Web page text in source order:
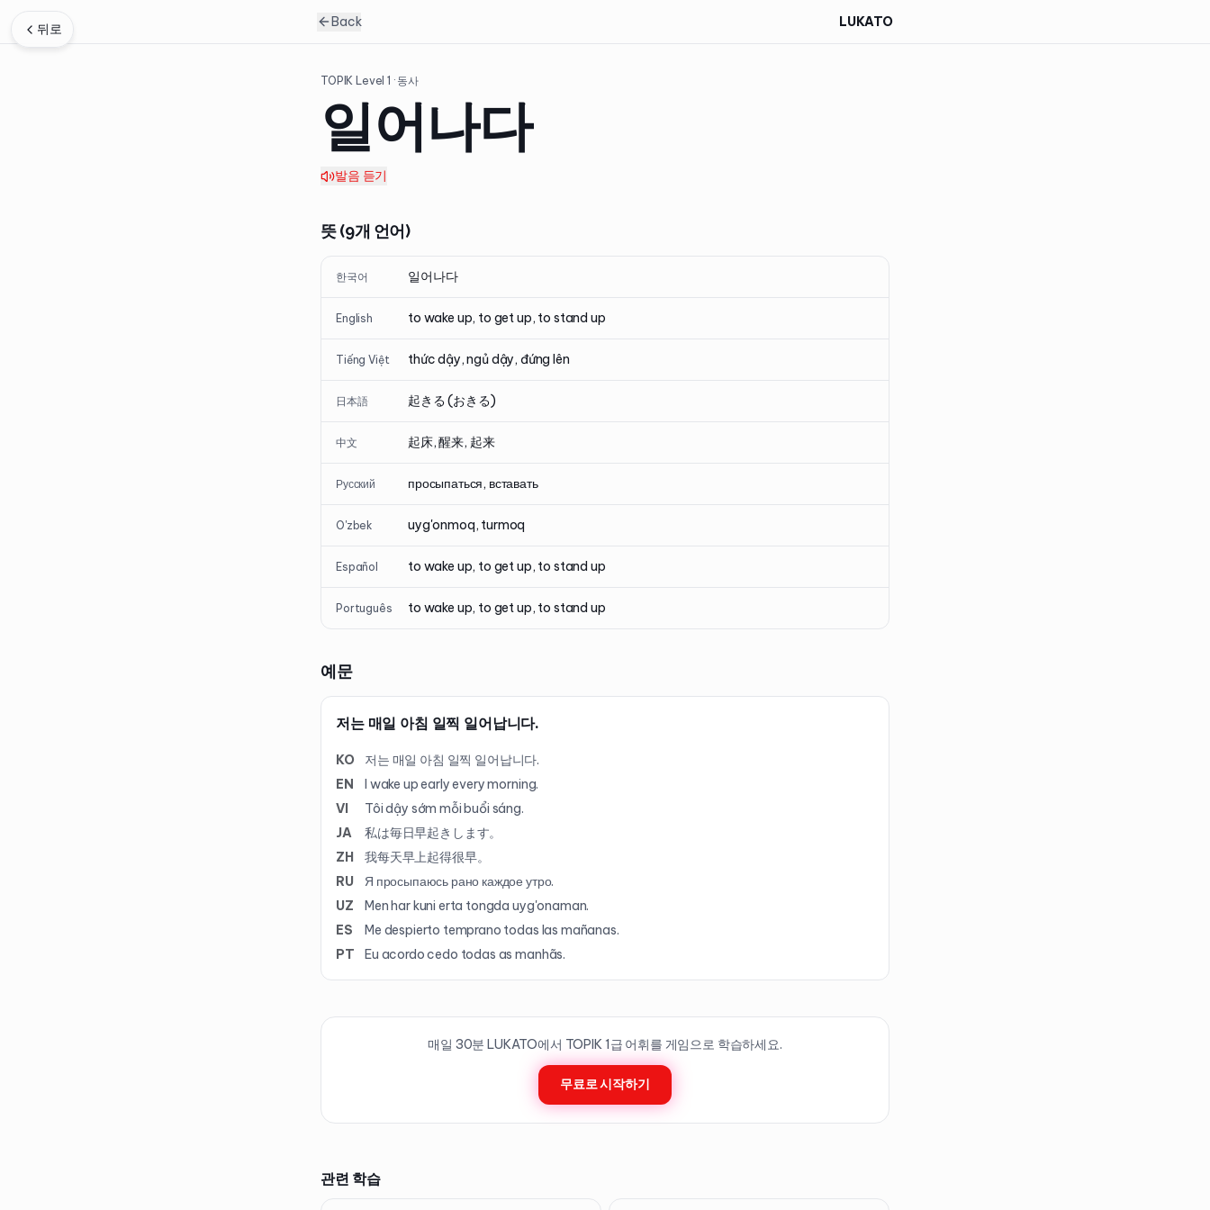
뒤로 Back LUKATO
TOPIK Level1 · 동사
일어나다
발음 듣기
뜻 (9개 언어)
한국어 일어나다
English to wake up, to get up, to stand up
Tiếng Việt thức dậy, ngủ dậy, đứng lên
日本語 起きる (おきる)
中文 起床, 醒来, 起来
Русский просыпаться, вставать
O'zbek uyg'onmoq, turmoq
Español to wake up, to get up, to stand up
Português to wake up, to get up, to stand up
예문
저는 매일 아침 일찍 일어납니다.
KO
저는 매일 아침 일찍 일어납니다.
EN
I wake up early every morning.
VI
Tôi dậy sớm mỗi buổi sáng.
JA
私は毎日早起きします。
ZH
我每天早上起得很早。
RU
Я просыпаюсь рано каждое утро.
UZ
Men har kuni erta tongda uyg'onaman.
ES
Me despierto temprano todas las mañanas.
PT
Eu acordo cedo todas as manhãs.
매일 30분 LUKATO에서 TOPIK 1급 어휘를 게임으로 학습하세요.
무료로 시작하기
관련 학습